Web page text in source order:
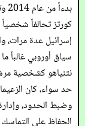
كورتز تحالفاً شخصياً
إسرائيل عدة مرات،
سياق أوروبي غالباً
نتنياهو كشخصية
حد سواء، كان
وضبط الحدود،
الحفاظ على